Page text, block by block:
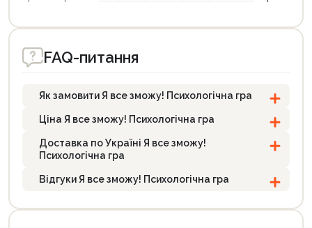
FAQ-питання
Як замовити Я все зможу! Психологічна гра
Ціна Я все зможу! Психологічна гра
Доставка по Україні Я все зможу!
Психологічна гра
Відгуки Я все зможу! Психологічна гра